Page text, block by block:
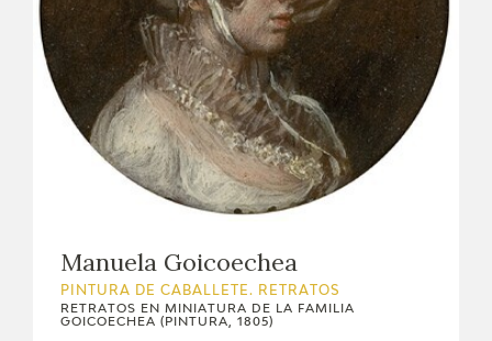
Manuela Goicoechea
PINTURA DE CABALLETE. RETRATOS
RETRATOS EN MINIATURA DE LA FAMILIA
GOICOECHEA (PINTURA, 1805)